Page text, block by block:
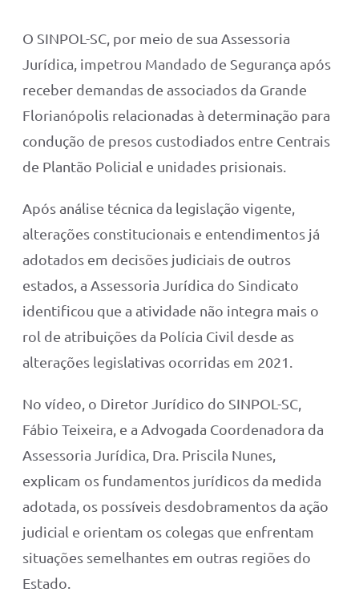
O SINPOL-SC, por meio de sua Assessoria
Jurídica, impetrou Mandado de Segurança após
receber demandas de associados da Grande
Florianópolis relacionadas à determinação para
condução de presos custodiados entre Centrais
de Plantão Policial e unidades prisionais.
Após análise técnica da legislação vigente,
alterações constitucionais e entendimentos já
adotados em decisões judiciais de outros
estados, a Assessoria Jurídica do Sindicato
identificou que a atividade não integra mais o
rol de atribuições da Polícia Civil desde as
alterações legislativas ocorridas em 2021.
No vídeo, o Diretor Jurídico do SINPOL-SC,
Fábio Teixeira, e a Advogada Coordenadora da
Assessoria Jurídica, Dra. Priscila Nunes,
explicam os fundamentos jurídicos da medida
adotada, os possíveis desdobramentos da ação
judicial e orientam os colegas que enfrentam
situações semelhantes em outras regiões do
Estado.